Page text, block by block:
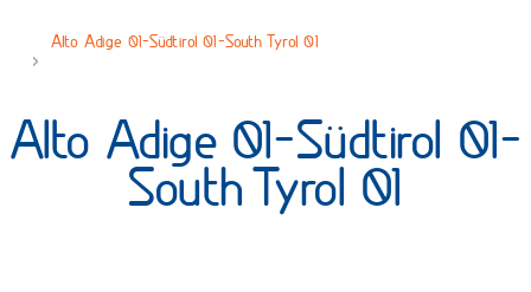
Alto Adige 01-Südtirol 01-South Tyrol 01
Alto Adige 01-Südtirol 01-
South Tyrol 01